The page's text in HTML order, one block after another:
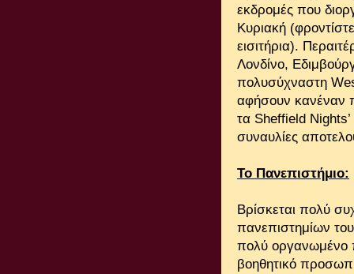
εκδρομές που
Κυριακή
εισιτήρια).
Λονδίνο,
πολυσύχναστη
αφήσουν κανέναν
τα Sheffield
συναυλίες
Το Πανεπιστήμιο:
Βρίσκεται πολύ
πανεπιστημίων
πολύ οργανωμένο
βοηθητικό